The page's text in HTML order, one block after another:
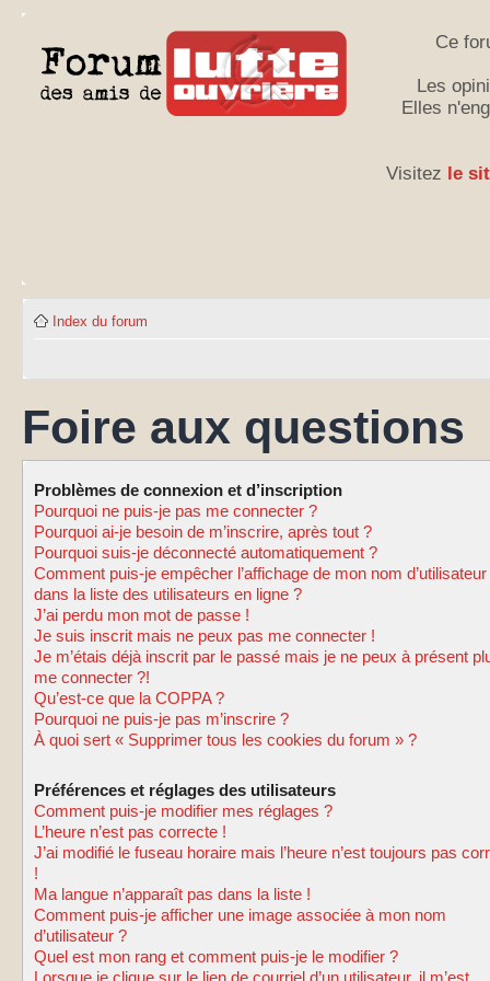
Ce
Les
Elles
Visitez le
Index du forum
Foire aux questions
Problèmes de connexion et d’inscription
Pourquoi ne puis-je pas me connecter ?
Pourquoi ai-je besoin de m’inscrire, après tout ?
Pourquoi suis-je déconnecté automatiquement ?
Comment puis-je empêcher l’affichage de mon nom d’utilisateur
dans la liste des utilisateurs en ligne ?
J’ai perdu mon mot de passe !
Je suis inscrit mais ne peux pas me connecter !
Je m’étais déjà inscrit par le passé mais je ne peux à présent
me connecter ?!
Qu’est-ce que la COPPA ?
Pourquoi ne puis-je pas m’inscrire ?
À quoi sert « Supprimer tous les cookies du forum » ?
Préférences et réglages des utilisateurs
Comment puis-je modifier mes réglages ?
L’heure n’est pas correcte !
J’ai modifié le fuseau horaire mais l’heure n’est toujours pas
!
Ma langue n’apparaît pas dans la liste !
Comment puis-je afficher une image associée à mon nom
d’utilisateur ?
Quel est mon rang et comment puis-je le modifier ?
Lorsque je clique sur le lien de courriel d’un utilisateur, il m’est